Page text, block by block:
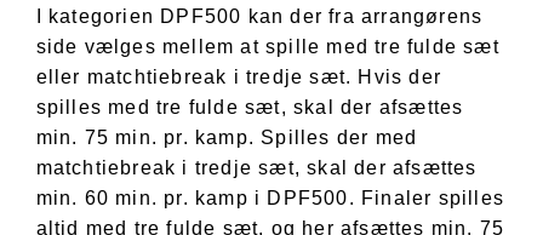
I kategorien DPF500 kan der fra arrangørens
side vælges mellem at spille med tre fulde sæt
eller matchtiebreak i tredje sæt. Hvis der
spilles med tre fulde sæt, skal der afsættes
min. 75 min. pr. kamp. Spilles der med
matchtiebreak i tredje sæt, skal der afsættes
min. 60 min. pr. kamp i DPF500. Finaler spilles
altid med tre fulde sæt, og her afsættes min. 75